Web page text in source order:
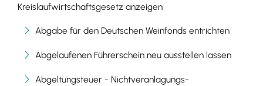
Kreislaufwirtschaftsgesetz anzeigen
Abgabe für den Deutschen Weinfonds entrichten
Abgelaufenen Führerschein neu ausstellen lassen
Abgeltungsteuer - Nichtveranlagungs-